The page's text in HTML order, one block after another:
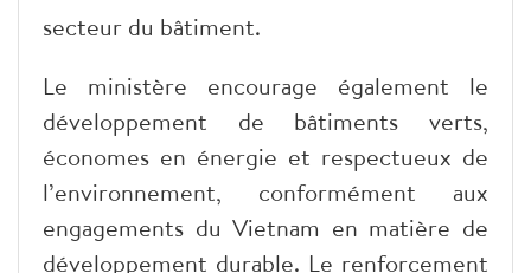
secteur du bâtiment.
Le ministère encourage également le
développement de bâtiments verts,
économes en énergie et respectueux de
l’environnement, conformément aux
engagements du Vietnam en matière de
développement durable. Le renforcement